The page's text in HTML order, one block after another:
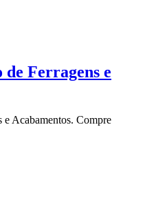
Ferragens e
e Acabamentos. Compre